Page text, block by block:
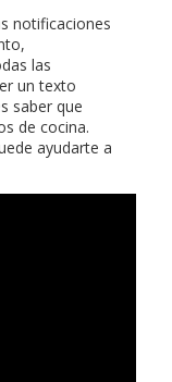
notificaciones
las
un texto
saber que
de cocina.
ayudarte a